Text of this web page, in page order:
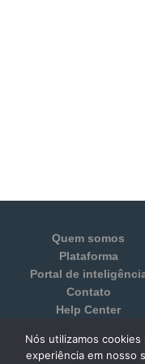
Quem somos
Plataforma
Portal de
Contato
Help Center
Termos de Uso e
Nós utilizamos
experiência em nosso